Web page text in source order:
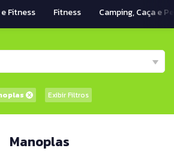
Fitness Fitness Camping, Caça e
Exibir Filtros
Manoplas